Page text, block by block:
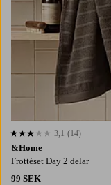
&Home
Frottéset Day 2 delar
99 SEK
3,1 baserat på 14 st betyg
3,1 (14)